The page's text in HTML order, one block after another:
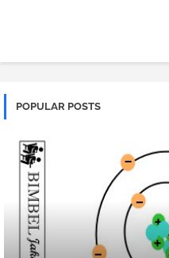
POPULAR POSTS